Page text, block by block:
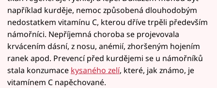
například kurděje, nemoc způsobená dlouhodobým
nedostatkem vitamínu C, kterou dříve trpěli především
námořníci. Nepříjemná choroba se projevovala
krvácením dásní, z nosu, anémií, zhoršeným hojením
ranek apod. Prevencí před kurdějemi se u námořníků
stala konzumace kysaného zelí, které, jak známo, je
vitamínem C napěchované.